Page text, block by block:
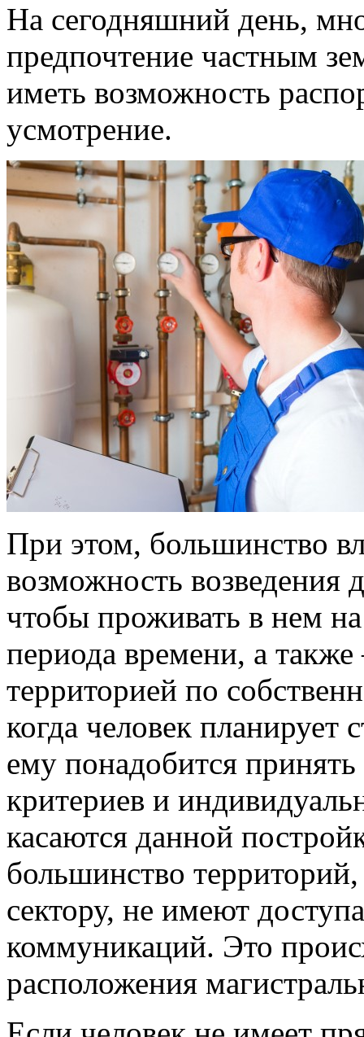
На сегодняшний день,
предпочтение частным
иметь возможность
усмотрение.
При этом, большинство
возможность возведения
чтобы проживать в нем
периода времени, а
территорией по
когда человек планирует
ему понадобится
критериев и
касаются данной
большинство
сектору, не имеют
коммуникаций. Это
расположения